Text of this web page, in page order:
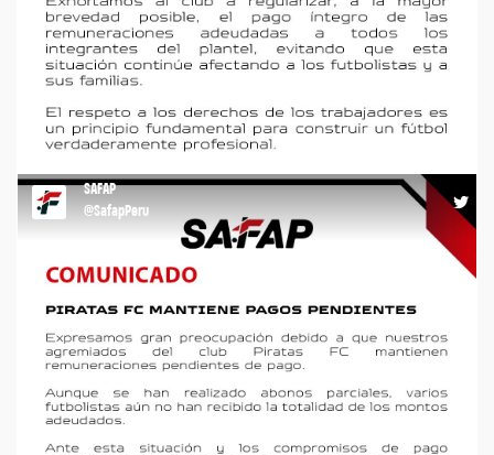
COMUNICADO #safap #liga2 #agremiacion
21:28 22-06-26
SAFAP
@SafapPeru